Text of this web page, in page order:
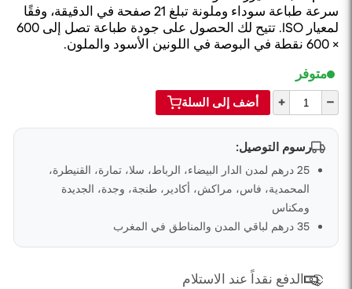
سرعة طباعة سوداء وملونة تبلغ 21 صفحة في الدقيقة، وفقًا
لمعيار ISO. تتيح لك الحصول على جودة طباعة تصل إلى 600
× 600 نقطة في البوصة في اللونين الأسود والملون.
متوفر
–
+ أضف إلى السلة
رسوم التوصيل:
25 درهم لمدن الدار البيضاء، الرباط، سلا، تمارة، القنيطرة،
المحمدية، فاس، مراكش، أكادير، طنجة، وجدة، الجديدة
ومكناس
35 درهم لباقي المدن والمناطق في المغرب
الدفع نقداً عند الاستلام